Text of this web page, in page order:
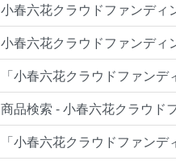
小春六花クラウドファンディ
小春六花クラウドファンディ
「小春六花クラウドファン
商品検索 - 小春六花クラウド
「小春六花クラウドファン